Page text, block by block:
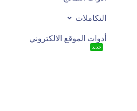
التكاملات
أدوات الموقع الالكتروني
جديد